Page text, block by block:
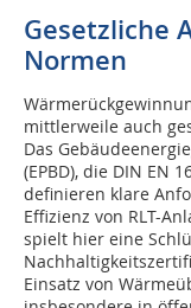
Gesetzliche
Normen
mittlerweile auch
Das
(EPBD), die DIN EN
definieren klare
Effizienz von RLT-
spielt hier eine
Einsatz von